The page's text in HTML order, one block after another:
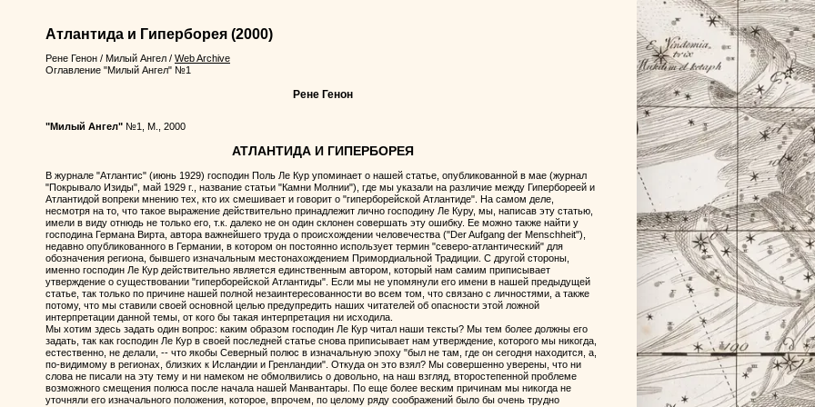
Атлантида и Гиперборея (2000)
Рене Генон / Милый Ангел / Web Archive
Оглавление "Милый Ангел" №1
Рене Генон
"Милый Ангел" №1, М., 2000
АТЛАНТИДА И ГИПЕРБОРЕЯ
В журнале "Атлантис" (июнь 1929) господин Поль Ле Кур упоминает о нашей статье, опубликованной в мае (журнал
"Покрывало Изиды", май 1929 г., название статьи "Камни Молнии"), где мы указали на различие между Гипербореей и
Атлантидой вопреки мнению тех, кто их смешивает и говорит о "гиперборейской Атлантиде". На самом деле,
несмотря на то, что такое выражение действительно принадлежит лично господину Ле Куру, мы, написав эту статью,
имели в виду отнюдь не только его, т.к. далеко не он один склонен совершать эту ошибку. Ее можно также найти у
господина Германа Вирта, автора важнейшего труда о происхождении человечества ("Der Aufgang der Menschheit"),
недавно опубликованного в Германии, в котором он постоянно использует термин "северо-атлантический" для
обозначения региона, бывшего изначальным местонахождением Примордиальной Традиции. С другой стороны,
именно господин Ле Кур действительно является единственным автором, который нам самим приписывает
утверждение о существовании "гиперборейской Атлантиды". Если мы не упомянули его имени в нашей предыдущей
статье, так только по причине нашей полной незаинтересованности во всем том, что связано с личностями, а также
потому, что мы ставили своей основной целью предупредить наших читателей об опасности этой ложной
интерпретации данной темы, от кого бы такая интерпретация ни исходила.
Мы хотим здесь задать один вопрос: каким образом господин Ле Кур читал наши тексты? Мы тем более должны его
задать, так как господин Ле Кур в своей последней статье снова приписывает нам утверждение, которого мы никогда,
естественно, не делали, -- что якобы Северный полюс в изначальную эпоху "был не там, где он сегодня находится, а,
по-видимому в регионах, близких к Исландии и Гренландии". Откуда он это взял? Мы совершенно уверены, что ни
слова не писали на эту тему и ни намеком не обмолвились о довольно, на наш взгляд, второстепенной проблеме
возможного смещения полюса после начала нашей Манвантары. По еще более веским причинам мы никогда не
уточняли его изначального положения, которое, впрочем, по целому ряду соображений было бы очень трудно